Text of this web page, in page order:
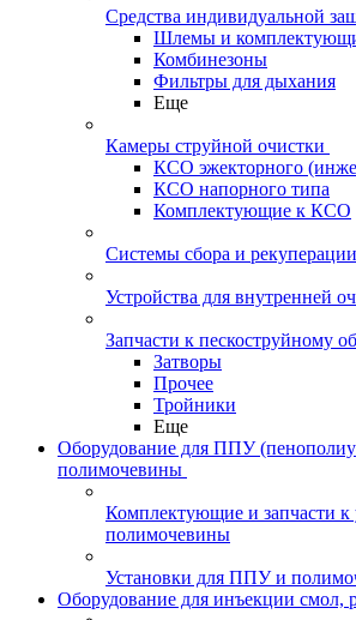
Средства индивидуальной
Шлемы и
Комбинезоны
Фильтры для дыхания
Еще
Камеры струйной очистки
КСО эжекторного
КСО напорного типа
Комплектующие к КСО
Системы сбора и рекуперации
Устройства для внутренней
Запчасти к пескоструйному
Затворы
Прочее
Тройники
Еще
Оборудование для ППУ
полимочевины
Комплектующие и запчасти
полимочевины
Установки для ППУ и
Оборудование для инъекции смол,